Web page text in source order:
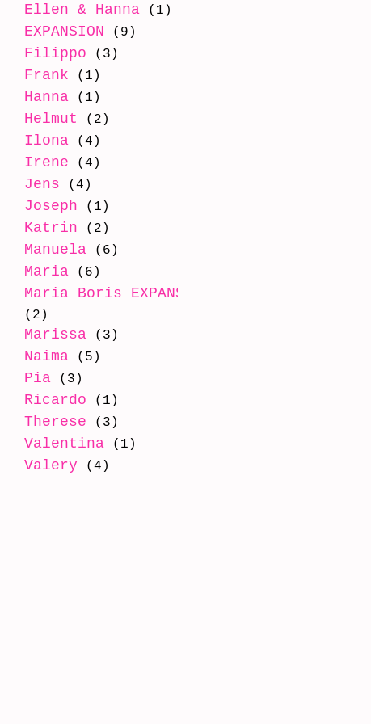
Ellen & Hanna (1)
EXPANSION (9)
Filippo (3)
Frank (1)
Hanna (1)
Helmut (2)
Ilona (4)
Irene (4)
Jens (4)
Joseph (1)
Katrin (2)
Manuela (6)
Maria (6)
Maria Boris EXPANSION
(2)
Marissa (3)
Naima (5)
Pia (3)
Ricardo (1)
Therese (3)
Valentina (1)
Valery (4)